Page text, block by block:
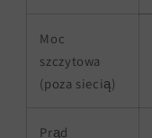
Moc
szczytowa
(poza siecią)
Prąd